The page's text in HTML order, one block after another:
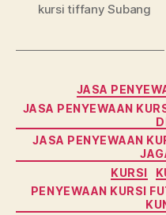
kursi tiffany Subang
JASA
JASA PENYEWAAN
JASA PENYEWAAN
KURSI
PENYEWAAN KURSI